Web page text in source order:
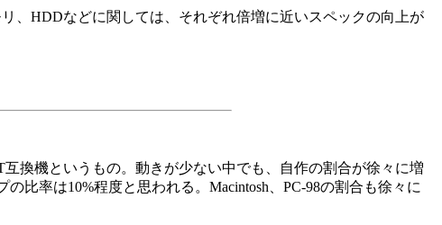
、HDDなどに関しては、それぞれ倍増に近いスペックの向上が
換機というもの。動きが少ない中でも、自作の割合が徐々に増
比率は10%程度と思われる。Macintosh、PC-98の割合も徐々に